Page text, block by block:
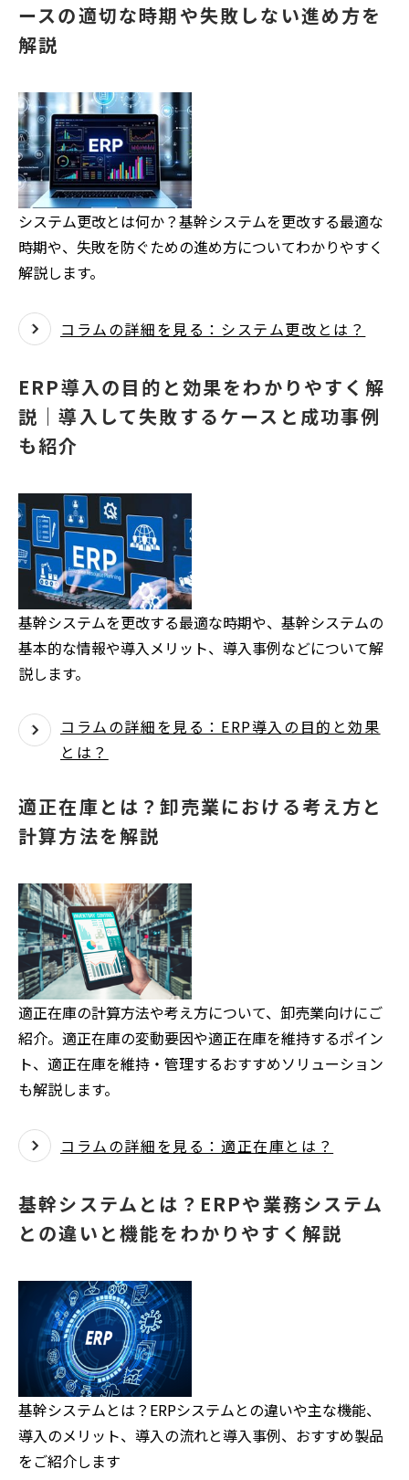
ースの適切な時期や失敗しない進め方を
解説
システム更改とは何か？基幹システムを更改する最適な
時期や、失敗を防ぐための進め方についてわかりやすく
解説します。
コラムの詳細を見る：システム更改とは？
ERP導入の目的と効果をわかりやすく解
説｜導入して失敗するケースと成功事例
も紹介
基幹システムを更改する最適な時期や、基幹システムの
基本的な情報や導入メリット、導入事例などについて解
説します。
コラムの詳細を見る：ERP導入の目的と効果
とは？
適正在庫とは？卸売業における考え方と
計算方法を解説
適正在庫の計算方法や考え方について、卸売業向けにご
紹介。適正在庫の変動要因や適正在庫を維持するポイン
ト、適正在庫を維持・管理するおすすめソリューション
も解説します。
コラムの詳細を見る：適正在庫とは？
基幹システムとは？ERPや業務システム
との違いと機能をわかりやすく解説
基幹システムとは？ERPシステムとの違いや主な機能、
導入のメリット、導入の流れと導入事例、おすすめ製品
をご紹介します